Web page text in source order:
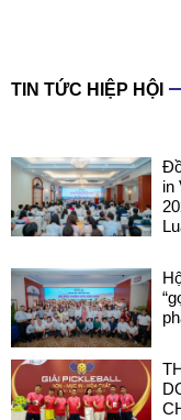
TIN TỨC HIỆP HỘI
in